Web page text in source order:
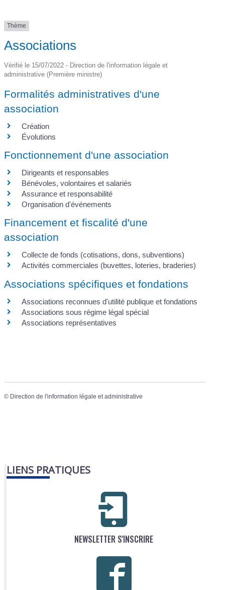
Thème
Associations
Vérifié le 15/07/2022 - Direction de l'information légale et
administrative (Première ministre)
Formalités administratives d'une
association
Création
Évolutions
Fonctionnement d'une association
Dirigeants et responsables
Bénévoles, volontaires et salariés
Assurance et responsabilité
Organisation d'événements
Financement et fiscalité d'une
association
Collecte de fonds (cotisations, dons, subventions)
Activités commerciales (buvettes, loteries, braderies)
Associations spécifiques et fondations
Associations reconnues d'utilité publique et fondations
Associations sous régime légal spécial
Associations représentatives
© Direction de l'information légale et administrative
LIENS PRATIQUES
NEWSLETTER S'INSCRIRE